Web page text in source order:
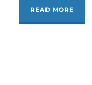
READ MORE